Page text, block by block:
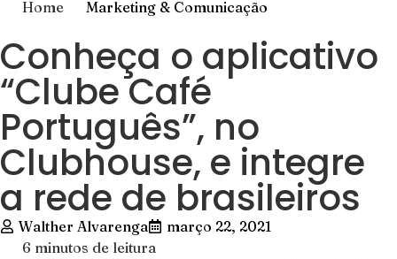
Home Marketing & Comunicação
Conheça o aplicativo
“Clube Café
Português”, no
Clubhouse, e integre
a rede de brasileiros
Walther Alvarenga
março 22, 2021
6 minutos de leitura